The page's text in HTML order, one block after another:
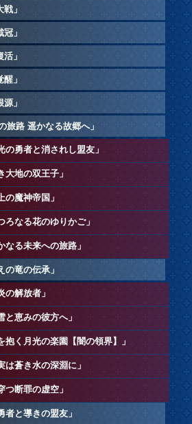
」
」
」
」
」
旅路 遥かなる故郷へ」
勇者と消されし盟友」
地の双王子」
魔神帝国」
なる花のゆりかご」
る未来への旅路」
竜の伝承」
解放者」
恵みの彼方へ」
抱く月光の楽園【闇の領界】」
蒼き水の深淵に」
断罪の虚空」
と導きの盟友」